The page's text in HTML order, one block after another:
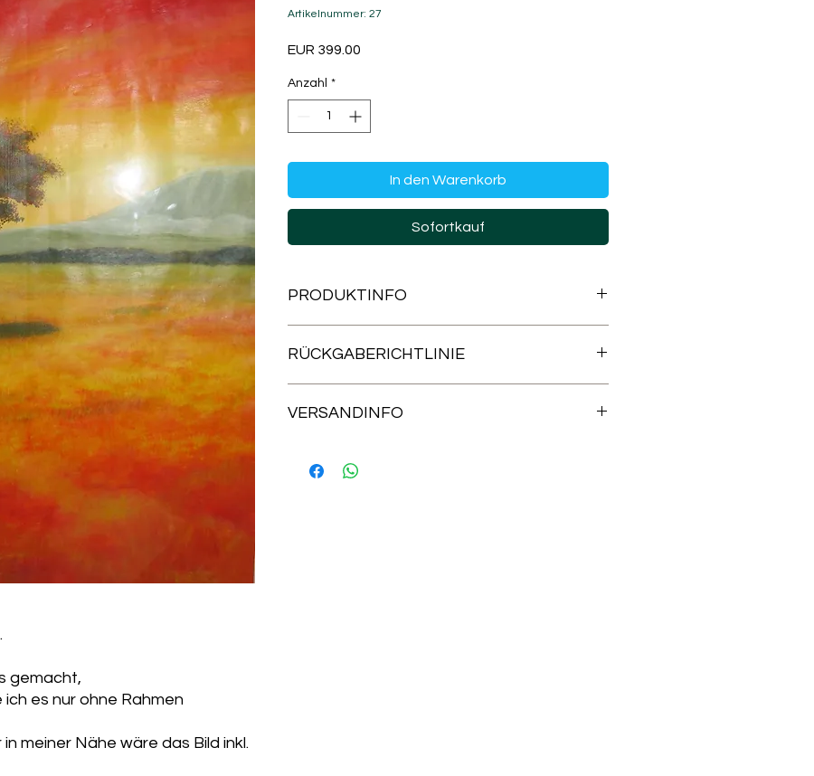
gemacht,
es nur ohne Rahmen
meiner Nähe wäre das Bild inkl.
Artikelnummer: 27
EUR 399.00
Anzahl *
In den Warenkorb
Sofortkauf
PRODUKTINFO
RÜCKGABERICHTLINIE
möglich
VERSANDINFO
ist im Preis inbegriffen und erfolgt in 3-5 Tagen